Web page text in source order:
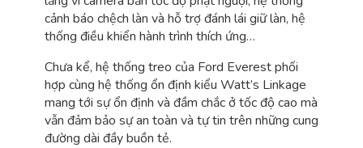
cảnh báo chệch làn và hỗ trợ đánh lái giữ làn, hệ
thống điều khiển hành trình thích ứng…
Chưa kể, hệ thống treo của Ford Everest phối
hợp cùng hệ thống ổn định kiểu Watt’s Linkage
mang tới sự ổn định và đầm chắc ở tốc độ cao mà
vẫn đảm bảo sự an toàn và tự tin trên những cung
đường dài đầy buồn tẻ.